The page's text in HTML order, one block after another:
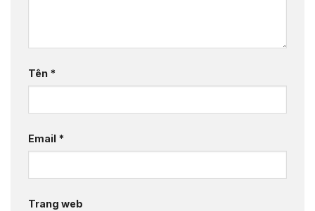
Tên *
Email *
Trang web